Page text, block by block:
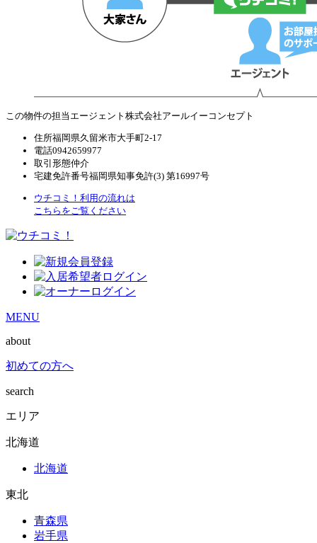
この物件の担当エージェント 株式会社アールイーコンセプト
住所福岡県久留米市大手町2-17
電話0942659977
取引形態仲介
宅建免許番号福岡県知事免許(3) 第16997号
ウチコミ！利用の流れは
こちらをご覧ください
MENU
about
初めての方へ
search
エリア
北海道
北海道
東北
青森県
岩手県